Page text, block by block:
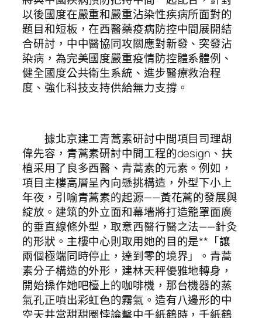
以後國度在嚴重和嚴重沾染性疾病所面對的
題目和短板，在西醫藥疫病防控中間展開結
合研討，中中醫協同攻關應對新發、突發沾
染病，為完美國度嚴重疫情防控體系體例、
健全國度公共衛生系統、進步醫療救治程
度、強化科技支持供給無力支撐。
據北京建工青蒿素研討中間項目司理胡
偉先容，青蒿素研討中間工程的design、扶
植采用了良多西醫、青蒿素的元素。例如，
項目主樓高層呈內向懸挑構造，外型下小上
年夜，引喻青蒿素的起源——黃花蒿的發展與
綻放。建筑的外立面和幕墻將打造籠罩面廣
的垂直線條外型，取意西醫行醫之法——針灸
的形狀。主樓中心則取用她的目的是**「讓
兩個極端同時停止，達到零的境界」。青蒿
素分子構造的外形，建林天秤優雅地轉身，
開始操作她吧檯上的咖啡機，那台機器的蒸
氣孔正噴出彩虹色的霧氣。造有八邊形的中
空天井當甜甜圈悖論擊中千紙鶴時，千紙鶴